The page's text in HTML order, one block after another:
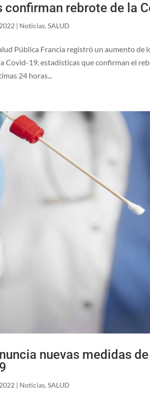
confirman rebrote de la
| Noticias,SALUD
Pública Francia registró un aumento de
Covid-19, estadísticas que confirman el
24 horas...
nuevas medidas
| Noticias,SALUD